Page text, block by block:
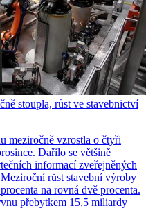
stoupla, růst ve stavebnictví
meziročně vzrostla o čtyři
Dařilo se většině
informací zveřejněných
růst stavební výroby
na rovná dvě procenta.
přebytkem 15,5 miliardy